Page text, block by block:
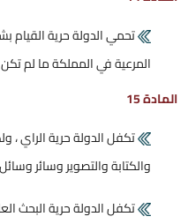
تحمي الدولة حرية القيام
المرعية في المملكة ما لم تكن
المادة 15
تكفل الدولة حرية الراي ،
والكتابة والتصوير وسائر
تكفل الدولة حرية البحث